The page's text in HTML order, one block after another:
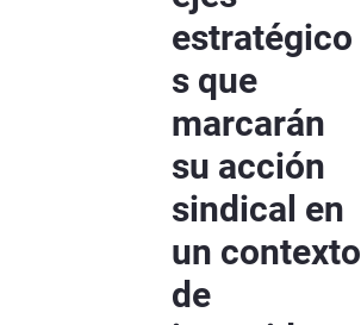
estratégico
s que
marcarán
su acción
sindical en
un contexto
de